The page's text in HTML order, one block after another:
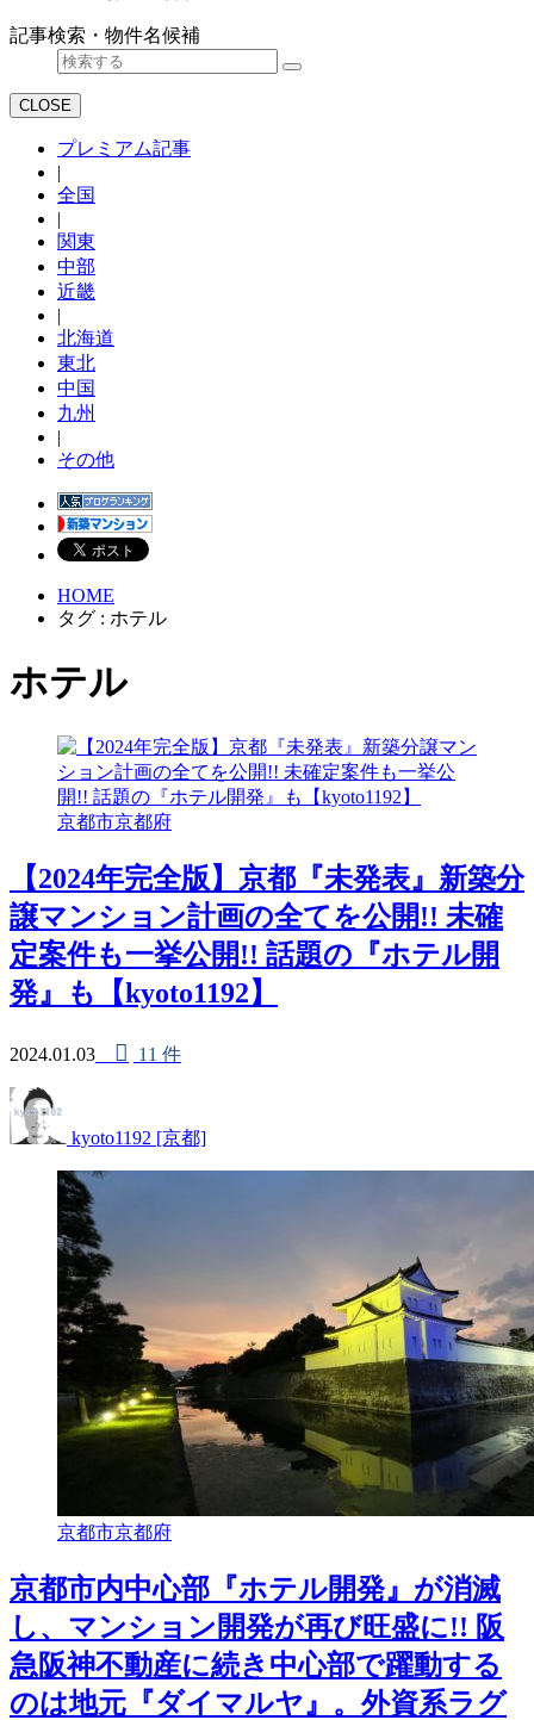
記事検索・物件名候補
CLOSE
プレミアム記事
|
全国
|
関東
中部
近畿
|
北海道
東北
中国
九州
|
その他
HOME
タグ : ホテル
ホテル
京都市京都府
【2024年完全版】京都『未発表』新築分
譲マンション計画の全てを公開!! 未確
定案件も一挙公開!! 話題の『ホテル開
発』も【kyoto1192】
2024.01.03 11 件
kyoto1192 [京都]
京都市京都府
京都市内中心部『ホテル開発』が消滅
し、マンション開発が再び旺盛に!! 阪
急阪神不動産に続き中心部で躍動する
のは地元『ダイマルヤ』。外資系ラグ